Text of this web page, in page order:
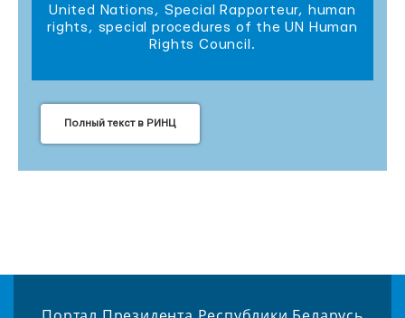
United Nations, Special Rapporteur, human
rights, special procedures of the UN Human
Rights Council.
Полный текст в РИНЦ